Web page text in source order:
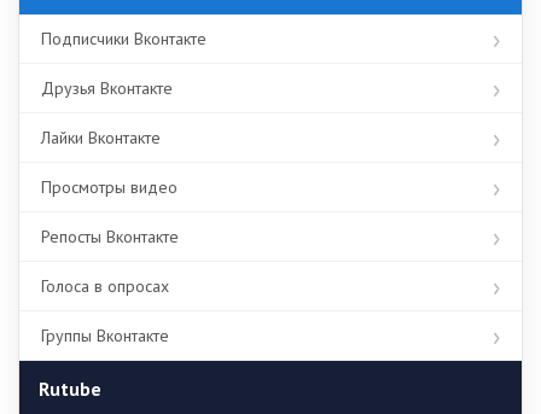
Подписчики Вконтакте
Друзья Вконтакте
Лайки Вконтакте
Просмотры видео
Репосты Вконтакте
Голоса в опросах
Группы Вконтакте
Rutube